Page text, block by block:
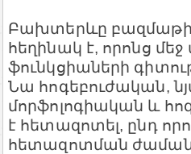
Բախտերևը
հեղինակ է, որոնց
ֆունկցիաների
Նա հոգեբուժական,
մորֆոլոգիական և
է հետազոտել, ընդ
հետազոտման